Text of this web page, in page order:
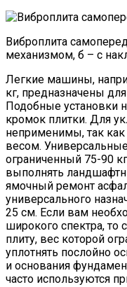
Виброплита
механизмом, б – с
Легкие машины,
кг, предназначены
Подобные установки
кромок плитки. Для
неприменимы, так
весом.
ограниченный 75-90
выполнять
ямочный ремонт
универсального
25 см. Если вам
широкого спектра, то
плиту, вес которой
уплотнять послойно
и основания
часто используются